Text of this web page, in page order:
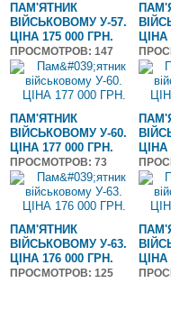
ПАМ'ЯТНИК
ВІЙСЬКОВОМУ У-57.
ЦІНА 175 000 ГРН.
ПРОСМОТРОВ: 147
ЦІНА
ПАМ'ЯТНИК
ВІЙСЬКОВОМУ У-60.
ЦІНА 177 000 ГРН.
ПРОСМОТРОВ: 73
ЦІНА
ПАМ'ЯТНИК
ВІЙСЬКОВОМУ У-63.
ЦІНА 176 000 ГРН.
ПРОСМОТРОВ: 125
ЦІНА